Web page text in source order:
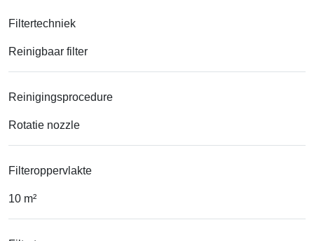
Filtertechniek
Reinigbaar filter
Reinigingsprocedure
Rotatie nozzle
Filteroppervlakte
10 m²